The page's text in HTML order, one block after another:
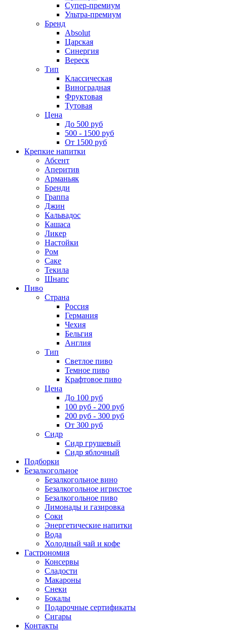
Супер-премиум
Ультра-премиум
Бренд
Absolut
Царская
Синергия
Вереск
Тип
Классическая
Виноградная
Фруктовая
Тутовая
Цена
До 500 руб
500 - 1500 руб
От 1500 руб
Крепкие напитки
Абсент
Аперитив
Арманьяк
Бренди
Граппа
Джин
Кальвадос
Кашаса
Ликер
Настойки
Ром
Саке
Текила
Шнапс
Пиво
Страна
Россия
Германия
Чехия
Бельгия
Англия
Тип
Светлое пиво
Темное пиво
Крафтовое пиво
Цена
До 100 руб
100 руб - 200 руб
200 руб - 300 руб
От 300 руб
Сидр
Сидр грушевый
Сидр яблочный
Подборки
Безалкогольное
Безалкогольное вино
Безалкогольное игристое
Безалкогольное пиво
Лимонады и газировка
Соки
Энергетические напитки
Вода
Холодный чай и кофе
Гастрономия
Консервы
Сладости
Макароны
Снеки
Бокалы
Подарочные сертификаты
Сигары
Контакты